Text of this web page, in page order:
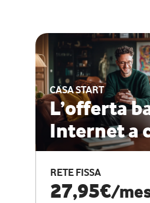
CASA START
L’offerta
Internet a
RETE FISSA
27,95€/
ESCLUSIVA
CASA PRO